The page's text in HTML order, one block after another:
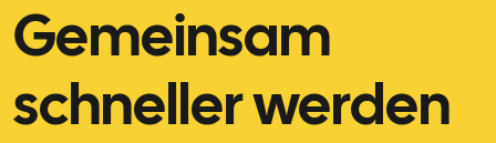
Gemeinsam
schneller werden